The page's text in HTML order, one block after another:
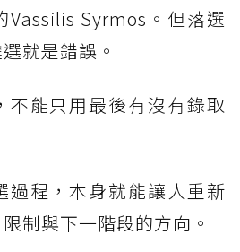
Vassilis Syrmos。但落選
就是錯誤。
不能只用最後有沒有錄取
過程，本身就能讓人重新
制與下一階段的方向。